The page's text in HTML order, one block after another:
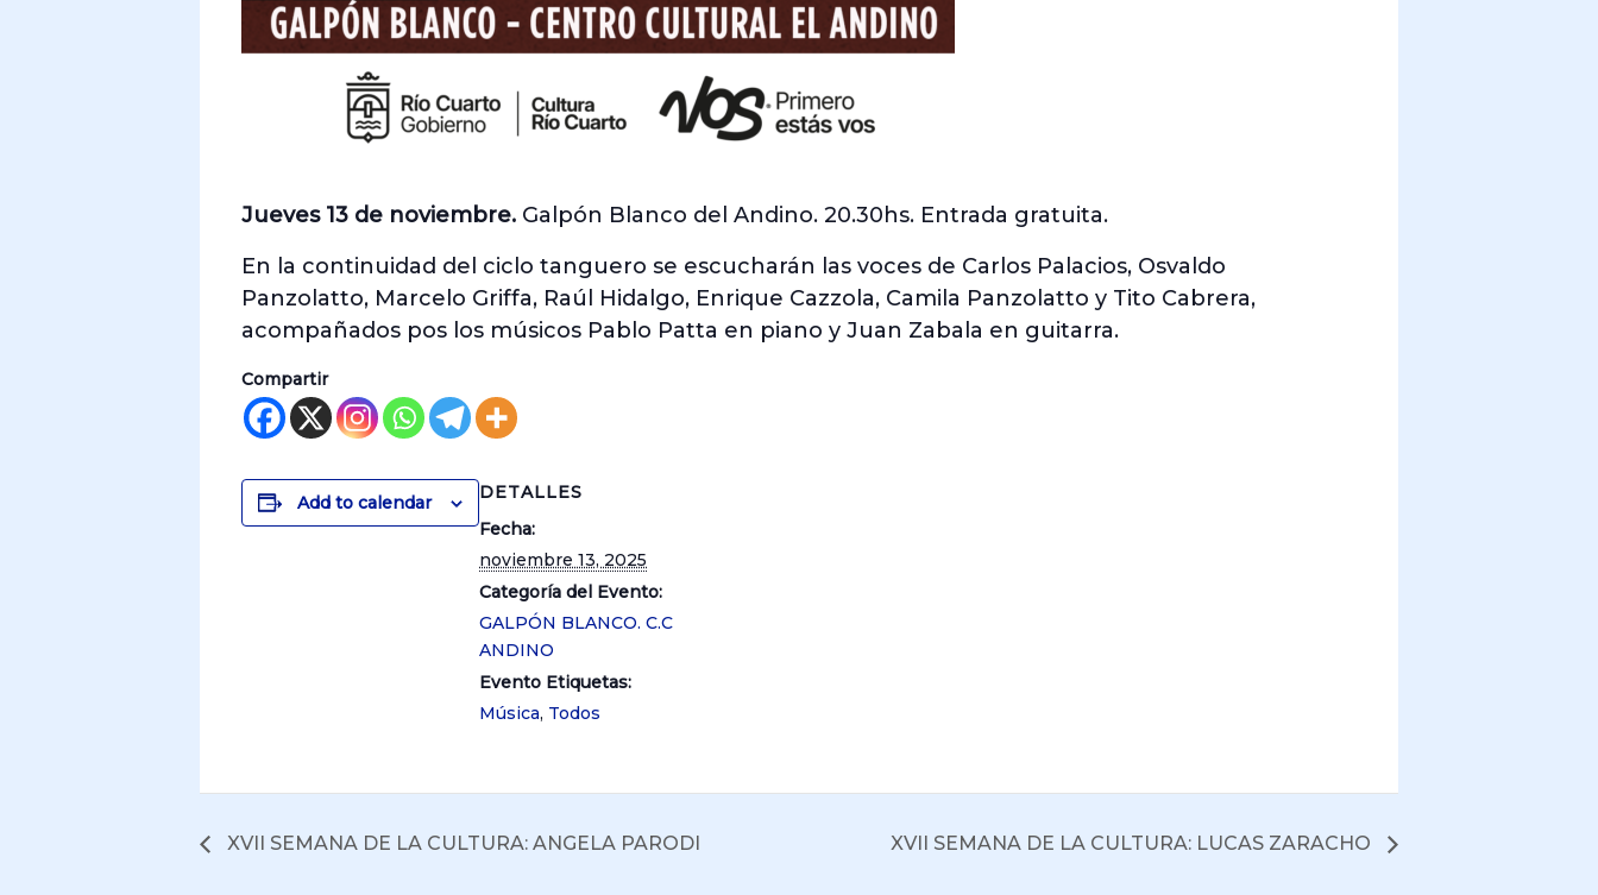
Jueves 13 de noviembre. Galpón Blanco del Andino. 20.30hs. Entrada gratuita.
En la continuidad del ciclo tanguero se escucharán las voces de Carlos Palacios, Osvaldo
Panzolatto, Marcelo Griffa, Raúl Hidalgo, Enrique Cazzola, Camila Panzolatto y Tito Cabrera,
acompañados pos los músicos Pablo Patta en piano y Juan Zabala en guitarra.
Compartir
Add to calendar
DETALLES
Fecha:
noviembre 13, 2025
Categoría del Evento:
GALPÓN BLANCO. C.C
ANDINO
Evento Etiquetas:
Música, Todos
XVII SEMANA DE LA CULTURA: ANGELA PARODI XVII SEMANA DE LA CULTURA: LUCAS ZARACHO